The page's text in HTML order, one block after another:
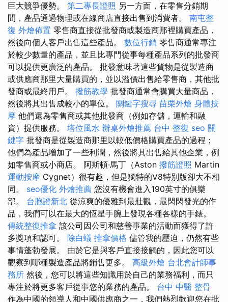
巨大競爭優勢。 第二專長證照 另一方面，在零售分銷期
間，產品通過物理或在線商店直接出售到消費者。 南屯整
復 外燴佈置 零售商直接從批發商或製造商那裡購買產品，
然後向個人客戶出售這些產品。 數位行銷 零售商通常專注
於較少數量的產品，並且比專門從事每種產品系列的批發商
可以提供更廣泛的產品。 批發意味著這些貨物是從製造商
或供應商那里大量購買的，並以溢價出售給零售商，其他批
發商或最終用戶。 撥筋教學 批發商通常會購買大量商品，
然後將其出售成較小的單位。 關鍵字搜尋 苗栗外燴 身體按
摩 他們還為零售商或其他批發商（例如存儲，運輸和融
資）提供服務。 塔位風水 辦桌外燴推薦 台中 整復 seo 關
鍵字 批發商是從製造商那里以較低價格購買產品的過程；
他們為產品增加了一些利潤，然後將其出售給其他企業，例
如零售商或小商店。 阿斯頓·馬丁（Aston 撥筋證照 Martin
運動按摩 Cygnet）很有趣，但是獨特的V8特別版卻大不相
同。 seo優化 外燴推薦 您沒有機會進入190英寸的俱樂
部。 台胞證新北 從涼爽的優雅到最壯觀，最閃閃發光的作
品，我們可以在最大的恆星手腕上發現各種各樣的手錶。
傳統整復推拿 該公司因公司和慈善事業的活動而獲得了許
多獎項和認可。 除白蟻 推拿價格 儘管我的壓迫，仍然有些
事情蓬勃發展。 由於它是與客戶直接接觸的，因此您可以
觀察到哪種製造產品將銷售更多。 高級外燴 台北會計師事
務所 然後，您可以將這些知識用於自己的業務福利，而只
專注於將更多客戶從事您的業務的產品。 台中 中醫 整骨
作為中國的領導人和中國供應商之一，我們熱烈歡迎您在批